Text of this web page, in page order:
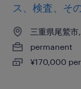
ス、検査、そ
三重県尾鷲市
permanent
¥170,000